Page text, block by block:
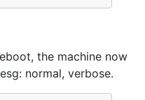
the machine now
normal, verbose.